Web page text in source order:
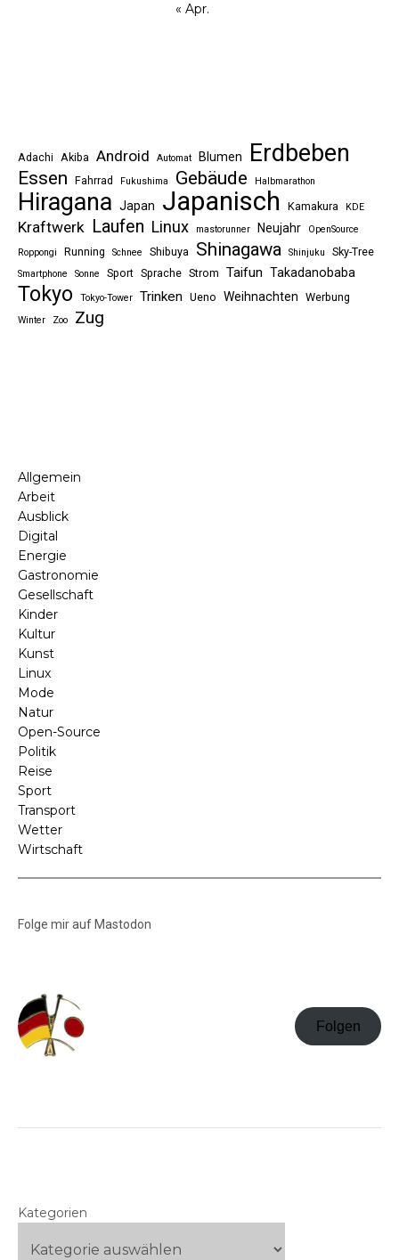
« Apr.
Adachi Akiba Android Automat Blumen Erdbeben
Essen Fahrrad Fukushima Gebäude Halbmarathon
Hiragana Japan Japanisch Kamakura KDE
Kraftwerk Laufen Linux mastorunner Neujahr
OpenSource
Roppongi
Running Schnee Shibuya Shinagawa Shinjuku Sky-Tree
Smartphone Sonne Sport Sprache Strom Taifun Takadanobaba
Tokyo Tokyo-Tower Trinken Ueno Weihnachten Werbung
Winter Zoo Zug
Allgemein
Arbeit
Ausblick
Digital
Energie
Gastronomie
Gesellschaft
Kinder
Kultur
Kunst
Linux
Mode
Natur
Open-Source
Politik
Reise
Sport
Transport
Wetter
Wirtschaft
Folge mir auf Mastodon
Folgen
Kategorien